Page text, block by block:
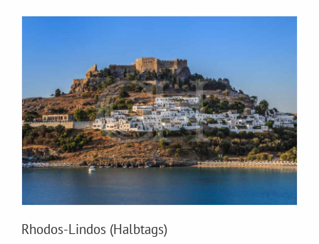
Rhodos-Lindos (Halbtags)